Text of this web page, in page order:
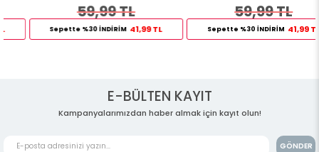
59,99 TL
Sepette %30 İNDİRİM 41,99 TL
59,99 TL
Sepette %30 İNDİRİM 41,99 TL
E-BÜLTEN KAYIT
Kampanyalarımızdan haber almak için kayıt olun!
GÖNDER